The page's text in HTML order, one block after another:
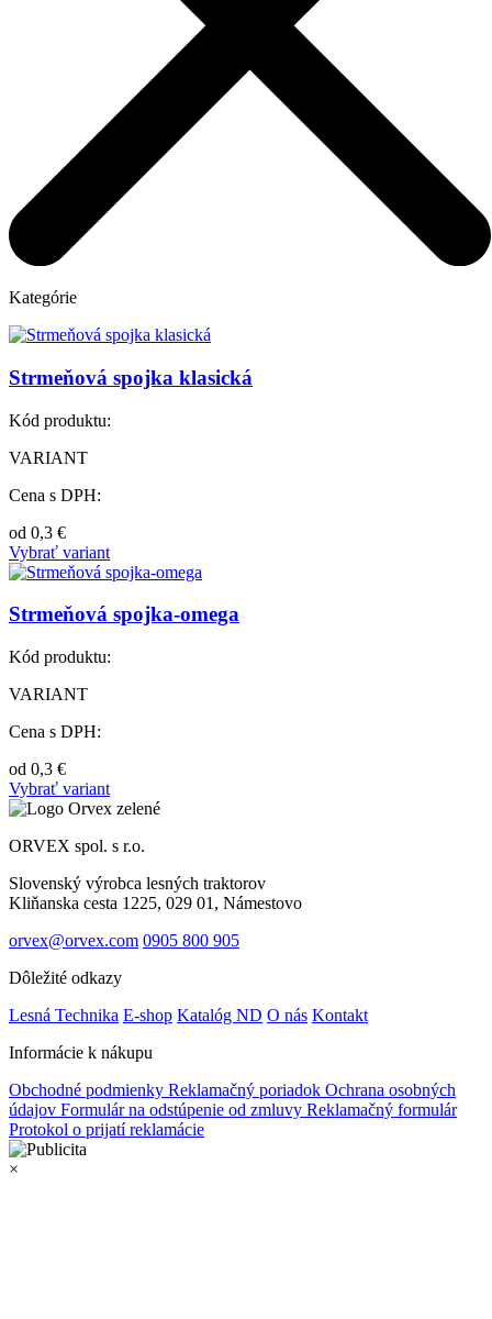
Kategórie
Strmeňová spojka klasická
Kód produktu:
VARIANT
Cena s DPH:
od 0,3 €
Vybrať variant
Strmeňová spojka-omega
Kód produktu:
VARIANT
Cena s DPH:
od 0,3 €
Vybrať variant
ORVEX spol. s r.o.
Slovenský výrobca lesných traktorov
Kliňanska cesta 1225, 029 01, Námestovo
orvex@orvex.com 0905 800 905
Dôležité odkazy
Lesná Technika E-shop Katalóg ND O nás Kontakt
Informácie k nákupu
Obchodné podmienky Reklamačný poriadok Ochrana osobných
údajov Formulár na odstúpenie od zmluvy Reklamačný formulár
Protokol o prijatí reklamácie
×